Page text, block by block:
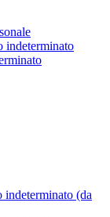
indeterminato
indeterminato (da